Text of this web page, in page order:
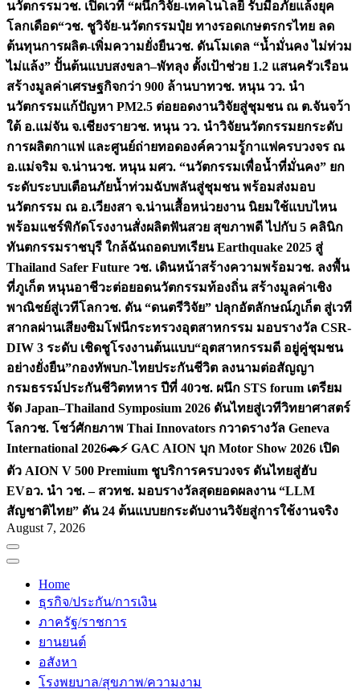
นวัตกรรมวช. เปิดเวที “ผนึกวิจัย-เทคโนโลยี รับมือภัยแล้งยุค
โลกเดือด“วช. ชูวิจัย-นวัตกรรมปุ๋ย ทางรอดเกษตรกรไทย ลด
ต้นทุนการผลิต-เพิ่มความยั่งยืนวช. ดันโมเดล “น้ำมั่นคง ไม่ท่วม
ไม่แล้ง” ปั้นต้นแบบสงขลา–พัทลุง ตั้งเป้าช่วย 1.2 แสนครัวเรือน
สร้างมูลค่าเศรษฐกิจกว่า 900 ล้านบาทวช. หนุน วว. นำ
นวัตกรรมแก้ปัญหา PM2.5 ต่อยอดงานวิจัยสู่ชุมชน ณ ต.จันจว้า
ใต้ อ.แม่จัน จ.เชียงรายวช. หนุน วว. นำวิจัยนวัตกรรมยกระดับ
การผลิตกาแฟ และศูนย์ถ่ายทอดองค์ความรู้กาแฟครบวงจร ณ
อ.แม่จริม จ.น่านวช. หนุน มศว. “นวัตกรรมเพื่อน้ำที่มั่นคง” ยก
ระดับระบบเตือนภัยน้ำท่วมฉับพลันสู่ชุมชน พร้อมส่งมอบ
นวัตกรรม ณ อ.เวียงสา จ.น่านเสื้อหน่วยงาน นิยมใช้แบบไหน
พร้อมแชร์พิกัดโรงงานสั่งผลิตฟันสวย สุขภาพดี ไปกับ 5 คลินิก
ทันตกรรมราชบุรี ใกล้ฉันถอดบทเรียน Earthquake 2025 สู่
Thailand Safer Future วช. เดินหน้าสร้างความพร้อมวช. ลงพื้น
ที่ภูเก็ต หนุนอาชีวะต่อยอดนวัตกรรมท้องถิ่น สร้างมูลค่าเชิง
พาณิชย์สู่เวทีโลกวช. ดัน “ดนตรีวิจัย” ปลุกอัตลักษณ์ภูเก็ต สู่เวที
สากลผ่านเสียงซิมโฟนีกระทรวงอุตสาหกรรม มอบรางวัล CSR-
DIW 3 ระดับ เชิดชูโรงงานต้นแบบ“อุตสาหกรรมดี อยู่คู่ชุมชน
อย่างยั่งยืน”กองทัพบก-ไทยประกันชีวิต ลงนามต่อสัญญา
กรมธรรม์ประกันชีวิตทหาร ปีที่ 40วช. ผนึก STS forum เตรียม
จัด Japan–Thailand Symposium 2026 ดันไทยสู่เวทีวิทยาศาสตร์
โลกวช. โชว์ศักยภาพ Thai Innovators กวาดรางวัล Geneva
International 2026🚗⚡️ GAC AION บุก Motor Show 2026 เปิด
ตัว AION V 500 Premium ชูบริการครบวงจร ดันไทยสู่ฮับ
EVอว. นำ วช. – สวทช. มอบรางวัลสุดยอดผลงาน “LLM
สัญชาติไทย” ดัน 24 ต้นแบบยกระดับงานวิจัยสู่การใช้งานจริง
August 7, 2026
Home
ธุรกิจ/ประกัน/การเงิน
ภาครัฐ/ราชการ
ยานยนต์
อสังหา
โรงพยบาล/สุขภาพ/ความงาม